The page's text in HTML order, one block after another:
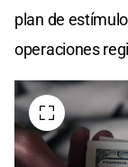
plan de
operaciones